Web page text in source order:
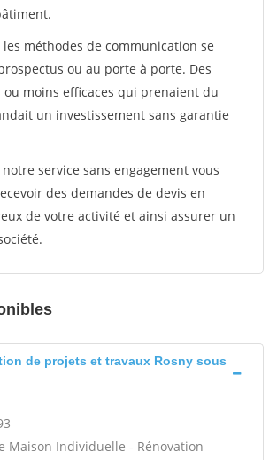
méthodes de communication se
ou au porte à porte. Des
ou moins efficaces qui prenaient du
un investissement sans garantie
service sans engagement vous
des demandes de devis en
de votre activité et ainsi assurer un
de projets et travaux Rosny sous
Maison Individuelle - Rénovation